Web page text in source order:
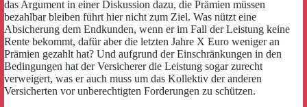
das Argument in einer Diskussion dazu, die Prämien müssen
bezahlbar bleiben führt hier nicht zum Ziel. Was nützt eine
Absicherung dem Endkunden, wenn er im Fall der Leistung keine
Rente bekommt, dafür aber die letzten Jahre X Euro weniger an
Prämien gezahlt hat? Und aufgrund der Einschränkungen in den
Bedingungen hat der Versicherer die Leistung sogar zurecht
verweigert, was er auch muss um das Kollektiv der anderen
Versicherten vor unberechtigten Forderungen zu schützen.